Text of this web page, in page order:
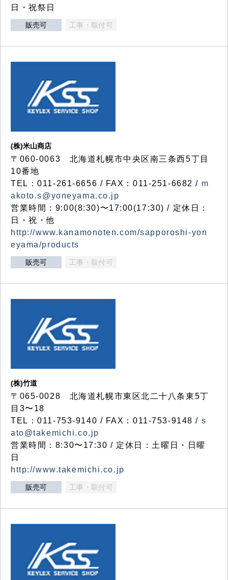
日・祝祭日
販売可 工事・取付可
(株)米山商店
〒060-0063 北海道札幌市中央区南三条西5丁目
10番地
TEL：011-261-6656 / FAX：011-251-6682 / m
akoto.s@yoneyama.co.jp
営業時間：9:00(8:30)〜17:00(17:30) / 定休日：
日・祝・他
http://www.kanamonoten.com/sapporoshi-yon
eyama/products
販売可 工事・取付可
(株)竹道
〒065-0028 北海道札幌市東区北二十八条東5丁
目3〜18
TEL：011-753-9140 / FAX：011-753-9148 / s
ato@takemichi.co.jp
営業時間：8:30〜17:30 / 定休日：土曜日・日曜
日
http://www.takemichi.co.jp
販売可 工事・取付可